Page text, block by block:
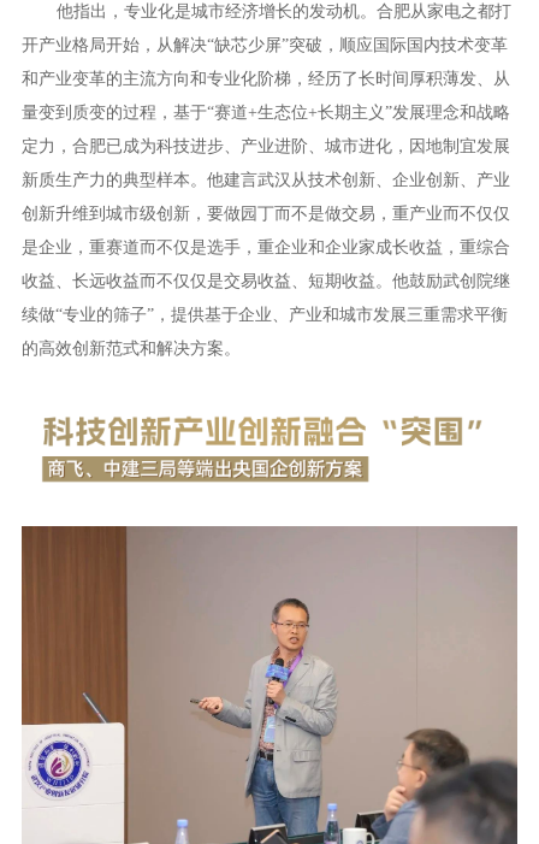
他指出，专业化是城市经济增长的发动机。合肥从家电之都打
开产业格局开始，从解决“缺芯少屏”突破，顺应国际国内技术变革
和产业变革的主流方向和专业化阶梯，经历了长时间厚积薄发、从
量变到质变的过程，基于“赛道+生态位+长期主义”发展理念和战略
定力，合肥已成为科技进步、产业进阶、城市进化，因地制宜发展
新质生产力的典型样本。他建言武汉从技术创新、企业创新、产业
创新升维到城市级创新，要做园丁而不是做交易，重产业而不仅仅
是企业，重赛道而不仅是选手，重企业和企业家成长收益，重综合
收益、长远收益而不仅仅是交易收益、短期收益。他鼓励武创院继
续做“专业的筛子”，提供基于企业、产业和城市发展三重需求平衡
的高效创新范式和解决方案。